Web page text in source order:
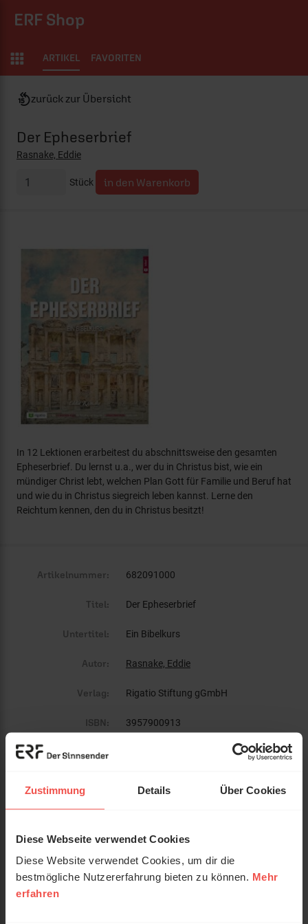
Zustimmung Details Über Cookies
Diese Webseite verwendet Cookies
Diese Website verwendet Cookies, um dir die
bestmögliche Nutzererfahrung bieten zu können. Mehr
erfahren
ERF Shop
ARTIKEL FAVORITEN
zurück zur Übersicht
Stück
Der Epheserbrief
Rasnake, Eddie
In 12 Lektionen erarbeitest du abschnittsweise den gesamten
Epheserbrief. Du lernst u.a., wer du in Christus bist, wie ein
mündiger Christ lebt, welchen Plan Gott für Familie und Beruf hat
und wie du in Christus siegreich leben kannst. Lerne den
Reichtum kennen, den du in Christus besitzt!
Artikelnummer: 682091000
Titel: Der Epheserbrief
Untertitel: Ein Bibelkurs
Autor: Rasnake, Eddie
Verlag: Rigatio Stiftung gGmbH
ISBN: 3957900913
EAN:
Umfang:
Erscheinungsdatum: 27. Juni 2024